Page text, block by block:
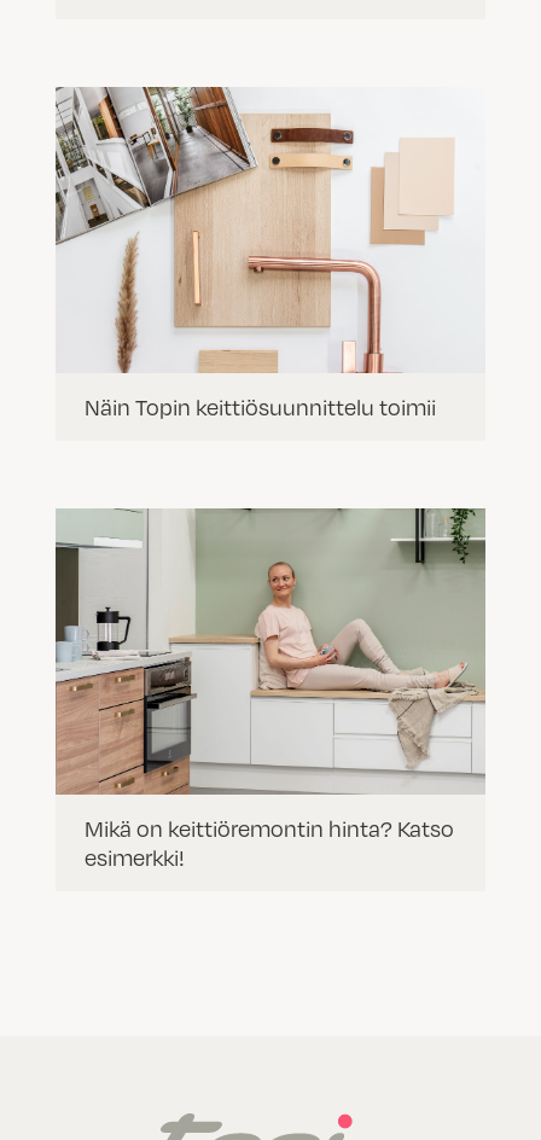
Näin Topin keittiösuunnittelu toimii
Mikä on keittiöremontin hinta? Katso
esimerkki!